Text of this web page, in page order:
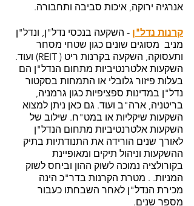
אנרגיה ירוקה, איכות סביבה ותחבורה.
קרנות נדל"ן - השקעה בנכסי נדל"ן, ונדל"ן
מניב  מסוגים שונים כגון שטחי מסחר
ותעסוקה, השקעה בקרנות ריט ( REIT) ועוד.
השקעות אלטרנטיביות מתחום הנדל"ן הם
בעלות פיזור גלובלי או התמחות בסקטור
נדל"ן במדינות ספציפיות כגון גרמניה,
בריטניה, ארה"ב ועוד. גם כאן ניתן למצוא
השקעות שיקליות או במט"ח. שילוב של
השקעות אלטרנטיביות מתחום הנדל"ן
לאורך שנים הורידה את התנודתיות בתיק
ההשקעות וניהול תיקים ומאופיינת
בקורולציה נמוכה לשוק ההון וביחס לשוק
המניות. . מטרת הקרנות בדר"כ הינה
מכירת הנדל"ן לאחר השבחתו כעבור
מספר שנים.